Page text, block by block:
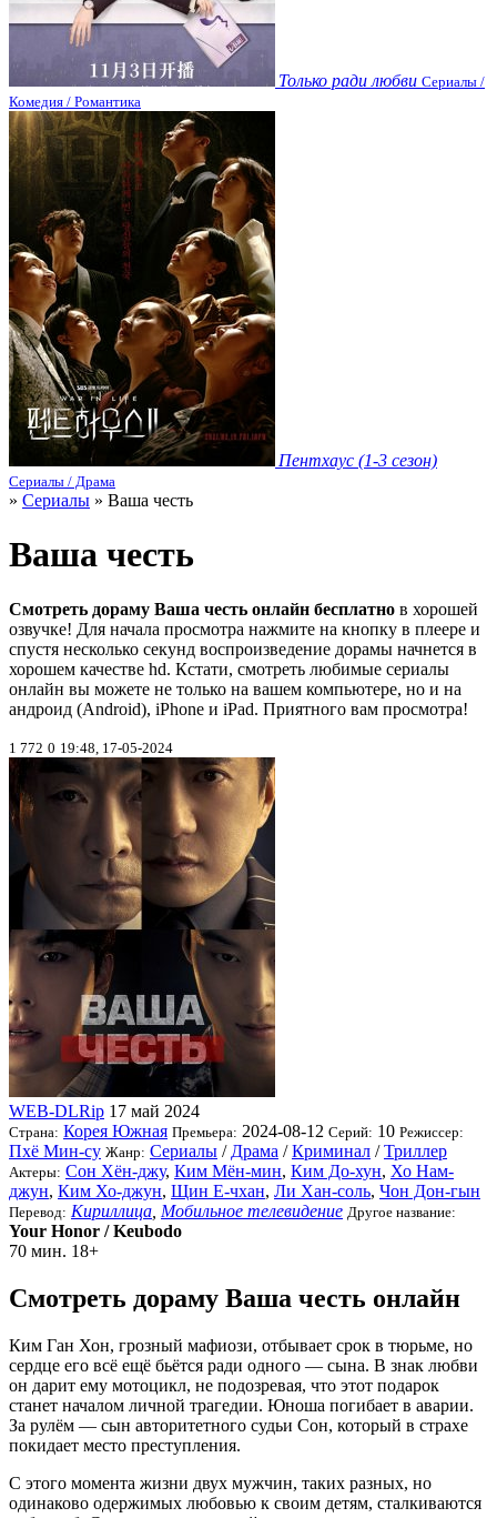
Только ради любви Сериалы /
Комедия / Романтика
Пентхаус (1-3 сезон)
Сериалы / Драма
» Сериалы » Ваша честь
Ваша честь
Смотреть дораму Ваша честь онлайн бесплатно в хорошей
озвучке! Для начала просмотра нажмите на кнопку в плеере и
спустя несколько секунд воспроизведение дорамы начнется в
хорошем качестве hd. Кстати, смотреть любимые сериалы
онлайн вы можете не только на вашем компьютере, но и на
андроид (Android), iPhone и iPad. Приятного вам просмотра!
1 772 0 19:48, 17-05-2024
WEB-DLRip 17 май 2024
Страна: Корея Южная Премьера: 2024-08-12 Серий: 10 Режиссер:
Пхё Мин-су Жанр: Сериалы / Драма /Криминал /Триллер
Актеры: Сон Хён-джу, Ким Мён-мин, Ким До-хун, Хо Нам-
джун, Ким Хо-джун, Щин Е-чхан, Ли Хан-соль, Чон Дон-гын
Перевод: Кириллица Мобильное телевидение Другое название:
Your Honor / Keubodo
70 мин. 18+
Смотреть дораму Ваша честь онлайн
Ким Ган Хон, грозный мафиози, отбывает срок в тюрьме, но
сердце его всё ещё бьётся ради одного — сына. В знак любви
он дарит ему мотоцикл, не подозревая, что этот подарок
станет началом личной трагедии. Юноша погибает в аварии.
За рулём — сын авторитетного судьи Сон, который в страхе
покидает место преступления.
С этого момента жизни двух мужчин, таких разных, но
одинаково одержимых любовью к своим детям, сталкиваются